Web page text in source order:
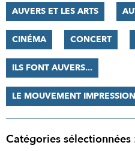
AUVERS ET LES ARTS
CINÉMA CONCERT
ILS FONT AUVERS...
LE MOUVEMENT
Catégories sélectionnées